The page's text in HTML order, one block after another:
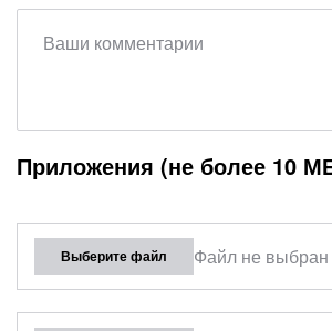
Ваши комментарии
Приложения (не более 10
Выберите файл Файл не выбран